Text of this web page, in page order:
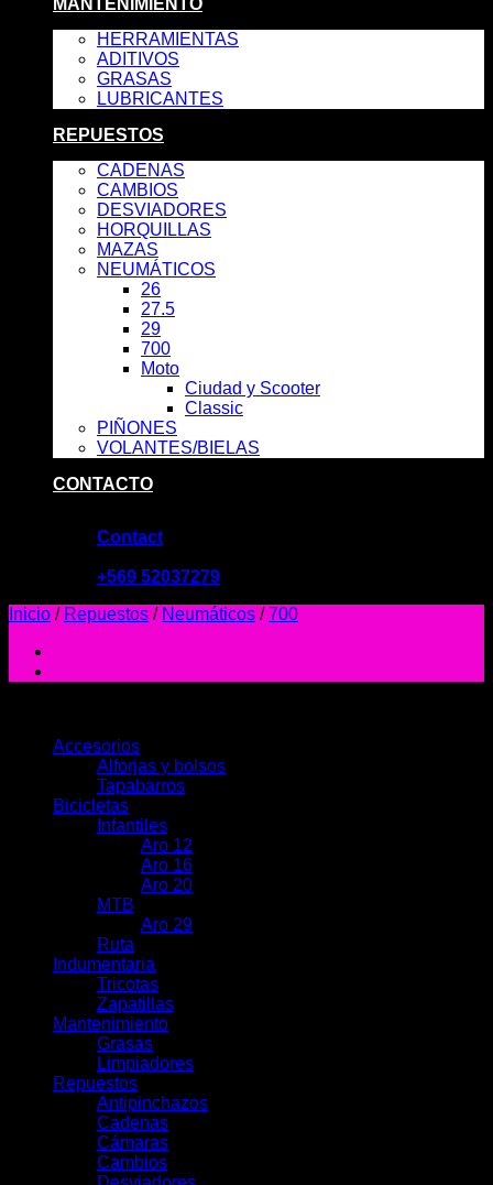
MANTENIMIENTO
HERRAMIENTAS
ADITIVOS
GRASAS
LUBRICANTES
REPUESTOS
CADENAS
CAMBIOS
DESVIADORES
HORQUILLAS
MAZAS
NEUMÁTICOS
26
27.5
29
700
Moto
Ciudad y Scooter
Classic
PIÑONES
VOLANTES/BIELAS
CONTACTO
Contact
+569 52037279
Inicio / Repuestos / Neumáticos / 700
Accesorios
Alforjas y bolsos
Tapabarros
Bicicletas
Infantiles
Aro 12
Aro 16
Aro 20
MTB
Aro 29
Ruta
Indumentaria
Tricotas
Zapatillas
Mantenimiento
Grasas
Limpiadores
Repuestos
Antipinchazos
Cadenas
Cámaras
Cambios